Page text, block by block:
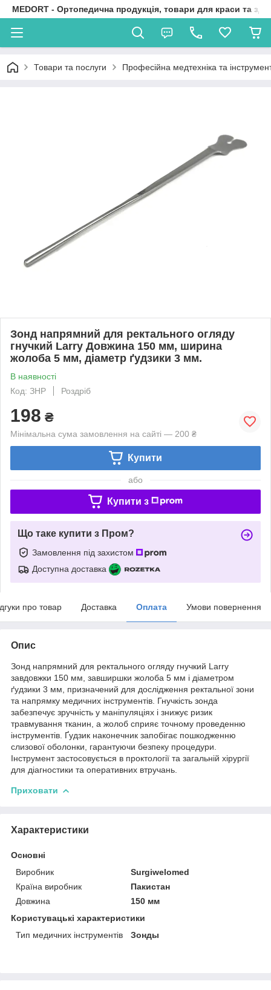
MEDORT - Ортопедична продукція, товари для краси та
Товари та послуги Професійна медтехніка та
Зонд напрямний для ректального огляду
гнучкий Larry Довжина 150 мм, ширина
жолоба 5 мм, діаметр ґудзики 3 мм.
В наявності
Код: ЗНР
Роздріб
198 ₴
Мінімальна сума замовлення на сайті — 200 ₴
Купити
або
Купити з
Що таке купити з Пром?
Замовлення під захистом
Доступна доставка
про товар Доставка Оплата Умови повернення
Опис
Зонд напрямний для ректального огляду гнучкий Larry
завдовжки 150 мм, завширшки жолоба 5 мм і діаметром
ґудзики 3 мм, призначений для дослідження ректальної зони
та напрямку медичних інструментів. Гнучкість зонда
забезпечує зручність у маніпуляціях і знижує ризик
травмування тканин, а жолоб сприяє точному проведенню
інструментів. Ґудзик наконечник запобігає пошкодженню
слизової оболонки, гарантуючи безпеку процедури.
Інструмент застосовується в проктології та загальній хірургії
для діагностики та оперативних втручань.
Приховати
Характеристики
Основні
Виробник
Surgiwelomed
Країна виробник
Пакистан
Довжина
150 мм
Користувацькі характеристики
Тип медичних інструментів
Зонды